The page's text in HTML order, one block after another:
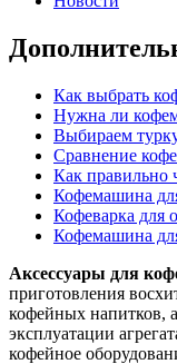
Как выбрать
Нужна ли
Выбираем
Сравнение
Как правильно
Кофемашина
Кофеварка для
Кофемашина
Аксессуары для
приготовления
кофейных напитков,
эксплуатации
кофейное